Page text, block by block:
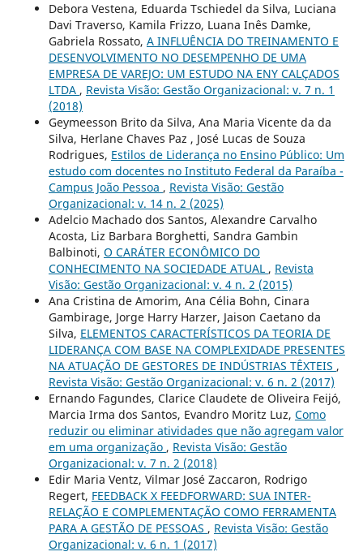
Debora Vestena, Eduarda Tschiedel da Silva, Luciana
Davi Traverso, Kamila Frizzo, Luana Inês Damke,
Gabriela Rossato, A INFLUÊNCIA DO TREINAMENTO E
DESENVOLVIMENTO NO DESEMPENHO DE UMA
EMPRESA DE VAREJO: UM ESTUDO NA ENY CALÇADOS
LTDA , Revista Visão: Gestão Organizacional: v. 7 n. 1
(2018)
Geymeesson Brito da Silva, Ana Maria Vicente da da
Silva, Herlane Chaves Paz , José Lucas de Souza
Rodrigues, Estilos de Liderança no Ensino Público: Um
estudo com docentes no Instituto Federal da Paraíba -
Campus João Pessoa , Revista Visão: Gestão
Organizacional: v. 14 n. 2 (2025)
Adelcio Machado dos Santos, Alexandre Carvalho
Acosta, Liz Barbara Borghetti, Sandra Gambin
Balbinoti, O CARÁTER ECONÔMICO DO
CONHECIMENTO NA SOCIEDADE ATUAL , Revista
Visão: Gestão Organizacional: v. 4 n. 2 (2015)
Ana Cristina de Amorim, Ana Célia Bohn, Cinara
Gambirage, Jorge Harry Harzer, Jaison Caetano da
Silva, ELEMENTOS CARACTERÍSTICOS DA TEORIA DE
LIDERANÇA COM BASE NA COMPLEXIDADE PRESENTES
NA ATUAÇÃO DE GESTORES DE INDÚSTRIAS TÊXTEIS ,
Revista Visão: Gestão Organizacional: v. 6 n. 2 (2017)
Ernando Fagundes, Clarice Claudete de Oliveira Feijó,
Marcia Irma dos Santos, Evandro Moritz Luz, Como
reduzir ou eliminar atividades que não agregam valor
em uma organização , Revista Visão: Gestão
Organizacional: v. 7 n. 2 (2018)
Edir Maria Ventz, Vilmar José Zaccaron, Rodrigo
Regert, FEEDBACK X FEEDFORWARD: SUA INTER-
RELAÇÃO E COMPLEMENTAÇÃO COMO FERRAMENTA
PARA A GESTÃO DE PESSOAS , Revista Visão: Gestão
Organizacional: v. 6 n. 1 (2017)